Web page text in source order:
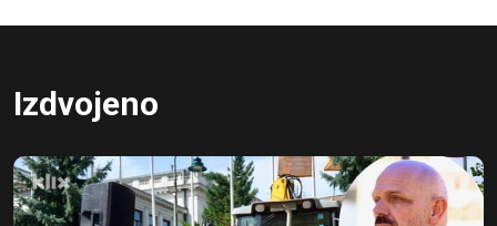
Izdvojeno